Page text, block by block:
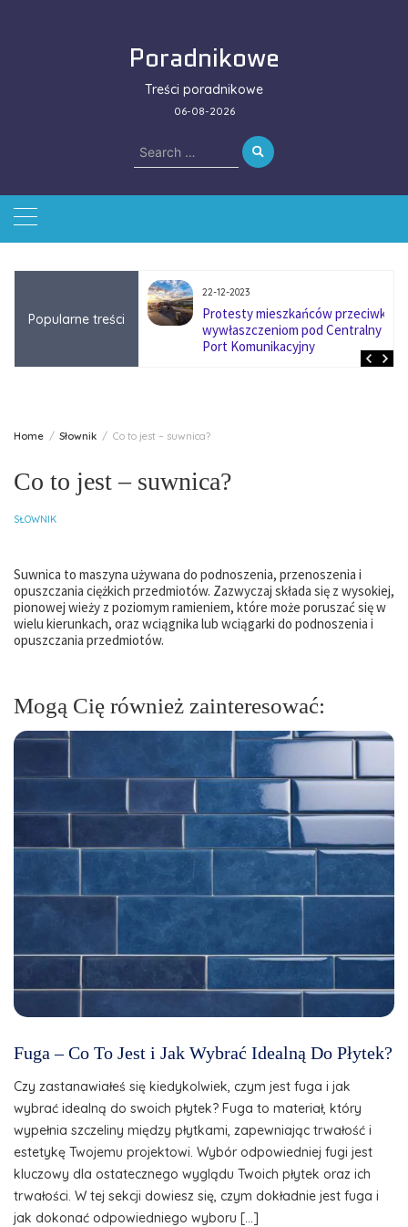
Poradnikowe
Treści poradnikowe
06-08-2026
Search
for:
Popularne treści
się na zmianę
w firmach
22-12-2023
Protesty mieszkańców przeciwko
wywłaszczeniom pod Centralny
Port Komunikacyjny
Home Słownik Co to jest – suwnica?
Co to jest – suwnica?
SŁOWNIK
Suwnica to maszyna używana do podnoszenia, przenoszenia i
opuszczania ciężkich przedmiotów. Zazwyczaj składa się z wysokiej,
pionowej wieży z poziomym ramieniem, które może poruszać się w
wielu kierunkach, oraz wciągnika lub wciągarki do podnoszenia i
opuszczania przedmiotów.
Mogą Cię również zainteresować:
Fuga – Co To Jest i Jak Wybrać Idealną Do Płytek?
Czy zastanawiałeś się kiedykolwiek, czym jest fuga i jak
wybrać idealną do swoich płytek? Fuga to materiał, który
wypełnia szczeliny między płytkami, zapewniając trwałość i
estetykę Twojemu projektowi. Wybór odpowiedniej fugi jest
kluczowy dla ostatecznego wyglądu Twoich płytek oraz ich
trwałości. W tej sekcji dowiesz się, czym dokładnie jest fuga i
jak dokonać odpowiedniego wyboru […]